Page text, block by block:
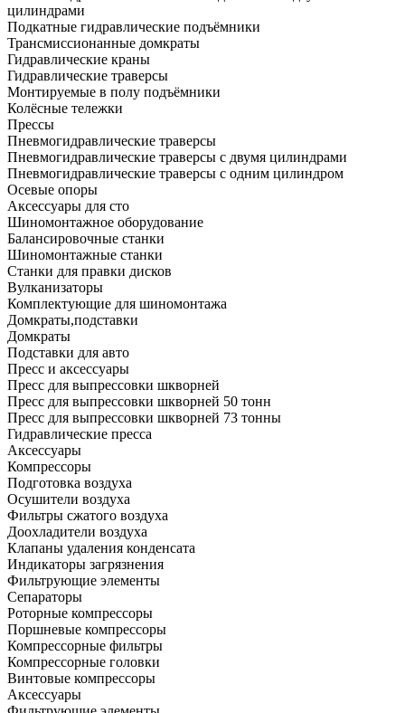
цилиндрами
Подкатные гидравлические подъёмники
Трансмиссионанные домкраты
Гидравлические краны
Гидравлические траверсы
Монтируемые в полу подъёмники
Колёсные тележки
Прессы
Пневмогидравлические траверсы
Пневмогидравлические траверсы с двумя цилиндрами
Пневмогидравлические траверсы с одним цилиндром
Осевые опоры
Аксессуары для сто
Шиномонтажное оборудование
Балансировочные станки
Шиномонтажные станки
Станки для правки дисков
Вулканизаторы
Комплектующие для шиномонтажа
Домкраты,подставки
Домкраты
Подставки для авто
Пресс и аксессуары
Пресс для выпрессовки шкворней
Пресс для выпрессовки шкворней 50 тонн
Пресс для выпрессовки шкворней 73 тонны
Гидравлические пресса
Аксессуары
Компрессоры
Подготовка воздуха
Осушители воздуха
Фильтры сжатого воздуха
Доохладители воздуха
Клапаны удаления конденсата
Индикаторы загрязнения
Фильтрующие элементы
Сепараторы
Роторные компрессоры
Поршневые компрессоры
Компрессорные фильтры
Компрессорные головки
Винтовые компрессоры
Аксессуары